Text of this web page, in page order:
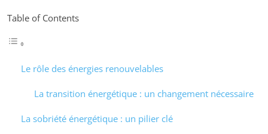
Table of Contents
Le rôle des énergies renouvelables
La transition énergétique : un changement nécessaire
La sobriété énergétique : un pilier clé